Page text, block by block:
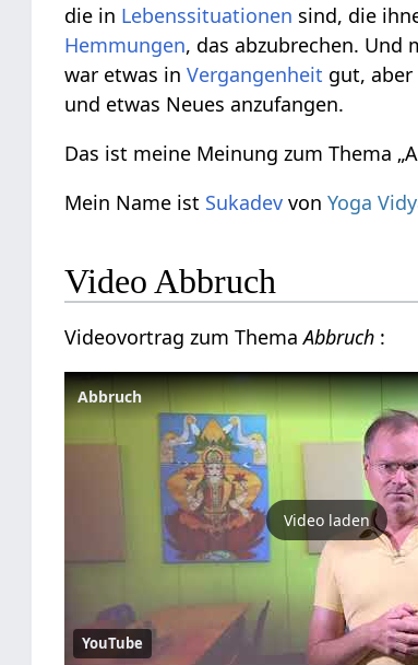
die in Lebenssituationen sind, die
Hemmungen, das abzubrechen. Und
war etwas inVergangenheit gut,
und etwas Neues anzufangen.
Das ist meine Meinung zum Thema
Mein Name ist Sukadev vonYoga
Video Abbruch
Videovortrag zum ThemaAbbruch :
Abbruch
Video laden
YouTube